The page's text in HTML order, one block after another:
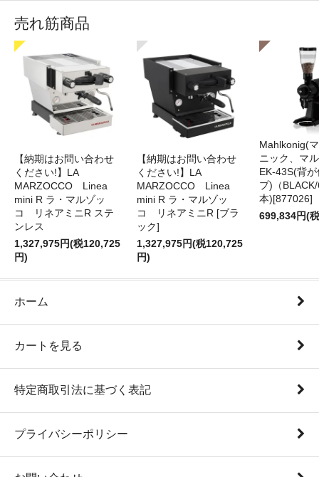
売れ筋商品
【納期はお問い合わせ
ください!】LA
MARZOCCO Linea
mini R ラ・マルゾッ
コ リネアミニR ステ
ンレス
1,327,975円(税120,725
円)
【納期はお問い合わせ
ください!】LA
MARZOCCO Linea
mini R ラ・マルゾッ
コ リネアミニR [ブラ
ック]
1,327,975円(税120,725
円)
Mahlkonig(
ニック、マ
EK-43S(背
プ)（
本)[877026]
699,834円(
ホーム
カートを見る
特定商取引法に基づく表記
プライバシーポリシー